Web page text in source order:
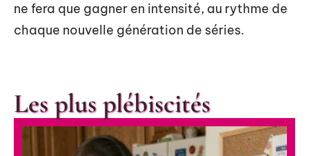
ne fera que gagner en intensité, au rythme de
chaque nouvelle génération de séries.
Les plus plébiscités